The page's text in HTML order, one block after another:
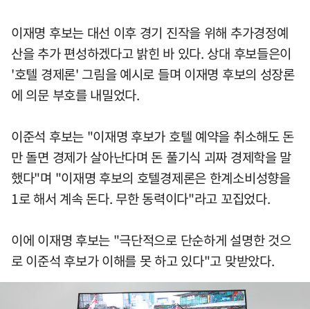
이재명 후보는 대선 이후 경기 진작을 위해 추가경정예
산을 추가 편성하겠다고 밝힌 바 있다. 상대 후보들은이
'호텔 경제론' 그림을 예시로 들며 이재명 후보의 성장론
에 의문 부호를 내밀었다.
이준석 후보는 "이재명 후보가 호텔 예약을 취소해도 돈
만 돌면 경제가 살아난다며 돈 풀기식 괴짜 경제학을 말
했다"며 "이재명 후보의 호텔경제론은 한계소비성향을
1로 해서 계속 돈다. 무한 동력이다"라고 꼬집었다.
이에 이재명 후보는 "극단적으로 단순하게 설명한 것으
로 이준석 후보가 이해를 못 하고 있다"고 맞받았다.